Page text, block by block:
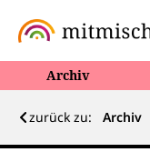
Archiv
zurück zu: Archiv